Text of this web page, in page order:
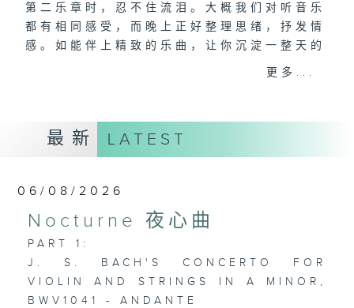
第二乐章时，忍不住流泪。大概我们对听音乐
都有相同感受，而晚上正好整理思绪，抒发情
感。如能伴上精致的乐曲，让你沉淀一整天的
心曲」，在曼妙的美乐之中重新得力。
更多...
最新 LATEST
06/08/2026
Nocturne 夜心曲
PART 1:
J. S. BACH'S CONCERTO FOR
VIOLIN AND STRINGS IN A MINOR,
BWV1041 - ANDANTE